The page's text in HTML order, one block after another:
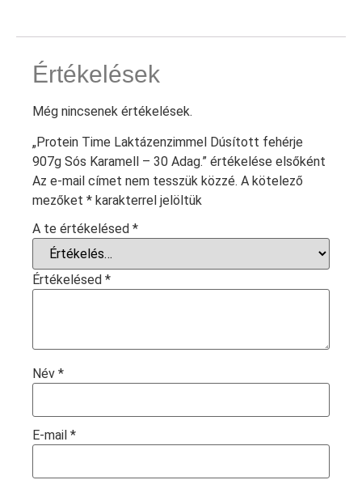
Értékelések
Még nincsenek értékelések.
„Protein Time Laktázenzimmel Dúsított fehérje
907g Sós Karamell – 30 Adag.” értékelése elsőként
Az e-mail címet nem tesszük közzé. A kötelező
mezőket * karakterrel jelöltük
A te értékelésed *
Értékelésed *
Név *
E-mail *